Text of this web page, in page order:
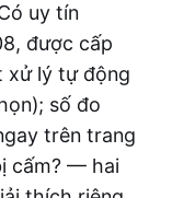
uy tín
được cấp
xử lý tự động
số đo
trên trang
cấm? — hai